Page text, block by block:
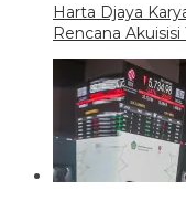
Harta Djaya
Rencana Akuisisi